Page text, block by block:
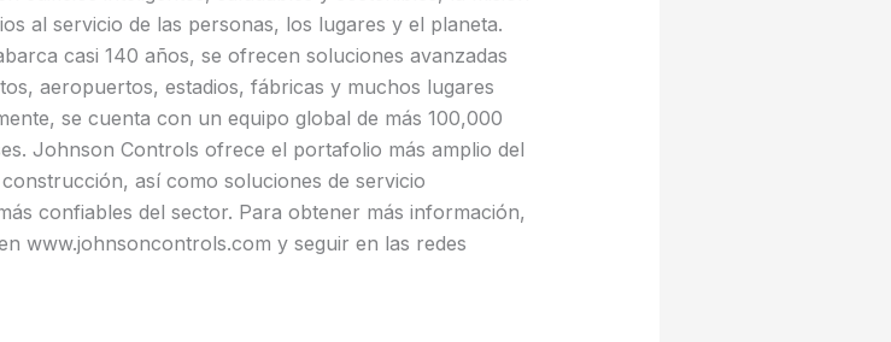
al servicio de las personas, los lugares y el planeta.
casi 140 años, se ofrecen soluciones avanzadas
aeropuertos, estadios, fábricas y muchos lugares
se cuenta con un equipo global de más 100,000
Johnson Controls ofrece el portafolio más amplio del
así como soluciones de servicio
confiables del sector. Para obtener más información,
www.johnsoncontrols.com y seguir en las redes